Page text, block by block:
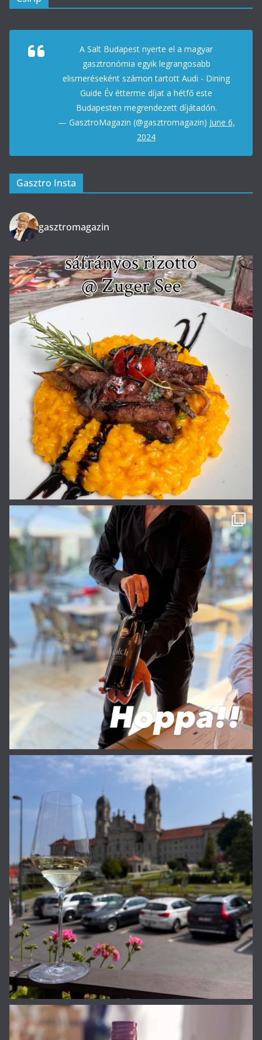
A Salt Budapest nyerte el a magyar
gasztronómia egyik legrangosabb
elismeréseként számon tartott Audi - Dining
Guide Év étterme díjat a hétfő este
Budapesten megrendezett díjátadón.
— GasztroMagazin (@gasztromagazin) June 6,
2024
Gasztro Insta
gasztromagazin